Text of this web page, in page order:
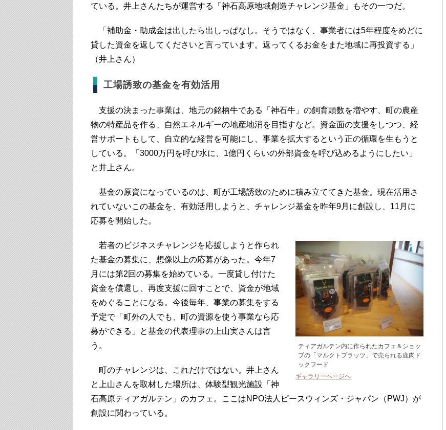
ている。井上さんたちが運営する「神石高原地域創造チャレンジ基金」もその一つだ。
「補助金・助成金は出したら出しっぱなし。そうではなく、事業者には5年程度をめどに
貸した資金を返してくださいと言っています。返ってくるお金をまた地域に再投資する」
（井上さん）
工場誘致の基金を有効活用
支援の決まった事業は、地元の銘柄牛である「神石牛」の飼育頭数を増やす、町の農産
物の特産品を作る、自然エネルギーの地産地消を目指すなど。資金面の支援をしつつ、経
営サポートもして、自立的な経営を可能にし、事業を拡大するという正の循環を生もうと
している。「3000万円を呼び水に、1億円くらいの外部資金を呼び込めるようにしたい」
と井上さん。
基金の原資になっているのは、町が工場誘致のために積み立ててきた基金。現在活用さ
れていないこの基金を、有効活用しようと、チャレンジ基金を昨年9月に創設し、11月に
応募を開始した。
ティアガルテン内に作られたカフェ＆ショッ
プの「マルクトプラッツ」で売られる鹿肉ド
ックフード
ギャラリーページへ
若者のビジネスチャレンジを応援しようと作られ
た基金の募集に、想像以上の応募があった。今年7
月には第2回の募集を始めている。一度貸し付けた
資金を償還し、再度支援に回すことで、資金が地域
をめぐることになる。今後毎年、事業の募集をする
予定で「町外の人でも、町の資源を使う事業なら応
募ができる」と基金の代表理事の上山実さんは言
う。
町のチャレンジは、これだけではない。井上さん
と上山さんを取材した場所は、体験型観光施設「神
石高原ティアガルテン」のカフェ。ここはNPO法人ピースウィンズ・ジャパン（PWJ）が
創設に関わっている。